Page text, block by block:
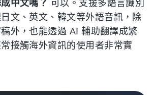
中文嗎？ 可以。支援多語言識別
文、英文、韓文等外語音訊，除
外，也能透過 AI 輔助翻譯成繁
接觸海外資訊的使用者非常實